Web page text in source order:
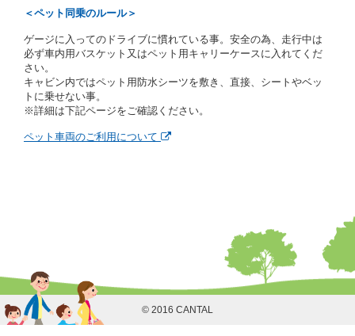
借受人は契約後の借受期間の延長はできないものとし
当社は、借受人又は運転者が前3項に従わない場合
は、貸渡契約の締結を拒絶するとともに、予約を取消
申込金等の扱いについては、第4条第5項を適用するも
のとします。
第８条（貸渡契約の締結の拒絶）
借受人（運転者）が次の各号のいずれかに該当すると
の運転免許証の写しの提出に同意しないとき。 ②
酒気を帯びていると認められるとき。
③ 麻薬、覚せい剤、シンナー、危険ドラッグ等によ
る中毒症状等を呈していると認められるとき。
④ チャイルドシートがないにもかかわらず６才未満
の幼児を同乗させるとき。
⑤ 指定暴力団若しくは指定暴力団関係団体の構成員
若しくは関係者又はその他の反社会的組織に属して
＜ペット同乗のルール＞
ゲージに入ってのドライブに慣れている事。安全の為、走行中は
必ず車内用バスケット又はペット用キャリーケースに入れてくだ
さい。
キャビン内ではペット用防水シーツを敷き、直接、シートやベッ
トに乗せない事。
※詳細は下記ページをご確認ください。
ペット車両のご利用について
© 2016 CANTAL